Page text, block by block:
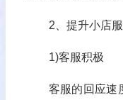
2、提升小店
1)客服积极
客服的回应速